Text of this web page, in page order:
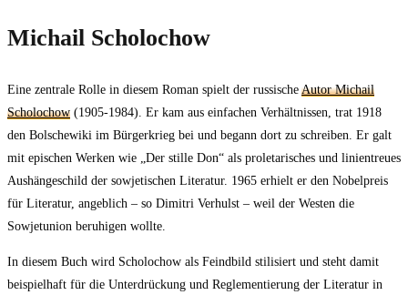
Michail Scholochow
Eine zentrale Rolle in diesem Roman spielt der russische Autor Michail
Scholochow (1905-1984). Er kam aus einfachen Verhältnissen, trat 1918
den Bolschewiki im Bürgerkrieg bei und begann dort zu schreiben. Er galt
mit epischen Werken wie „Der stille Don“ als proletarisches und linientreues
Aushängeschild der sowjetischen Literatur. 1965 erhielt er den Nobelpreis
für Literatur, angeblich – so Dimitri Verhulst – weil der Westen die
Sowjetunion beruhigen wollte.
In diesem Buch wird Scholochow als Feindbild stilisiert und steht damit
beispielhaft für die Unterdrückung und Reglementierung der Literatur in